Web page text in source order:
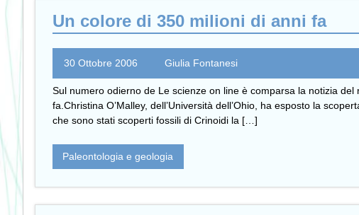
Un colore di 350 milioni di anni fa
30 Ottobre 2006 Giulia Fontanesi
Sul numero odierno de Le scienze on line è comparsa la notizia
fa.Christina O’Malley, dell’Università dell’Ohio, ha esposto la
che sono stati scoperti fossili di Crinoidi la […]
Paleontologia e geologia